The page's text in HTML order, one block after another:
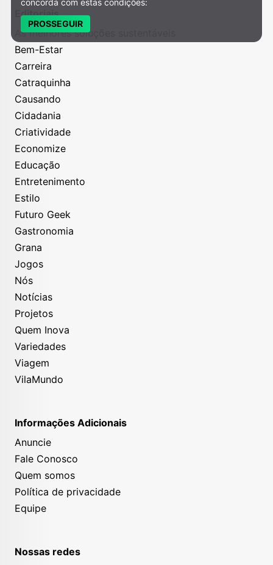
Editoriais
As melhores soluções sustentáveis
Bem-Estar
Carreira
Catraquinha
Causando
Cidadania
Criatividade
Economize
Educação
Entretenimento
Estilo
Futuro Geek
Gastronomia
Grana
Jogos
Nós
Notícias
Projetos
Quem Inova
Variedades
Viagem
VilaMundo
Informações Adicionais
Anuncie
Fale Conosco
Quem somos
Política de privacidade
Equipe
Nossas redes
concorda com estas condições:
PROSSEGUIR